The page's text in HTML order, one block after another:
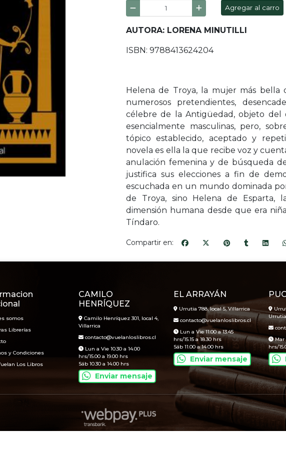
Agregar al carro
AUTORA: LORENA MINUTILLI
ISBN: 9788413624204
Helena de Troya, la mujer más bella
numerosos pretendientes,
célebre de la Antigüedad, objeto del
esencialmente masculinas, pero,
tópico establecido, aceptado y
novela es ella la que recibe voz y
anulación femenina y de búsqueda
justifica sus elecciones a fin de
escuchada en un mundo dominada
de Troya, sino Helena de Esparta,
dimensión humana desde que era
Tíndaro.
Compartir en:
somos
Librerías
y Condiciones
Los Libros
CAMILO
HENRÍQUEZ
Camilo Henríquez 301, local 4,
Villarrica
contacto@vuelanloslibros.cl
Lun a Vie 10.30 a 14.00
hrs/15.00 a 19.00 hrs
Sáb 10.30 a 14.00 hrs
Enviar mensaje
EL ARRAYÁN
Urrutia 788, local 5, Villarrica
contacto@vuelanloslibros.cl
Lun a Vie 11.00 a 13.45
hrs/15.15 a 18.30 hrs
Sáb 11.00 a 14.00 hrs
Enviar mensaje
Mar
hrs/